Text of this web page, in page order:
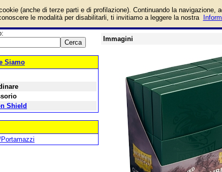
vendita. Prodotto da Dragon Shield
Siamo
Shield
Immagini
(anche di terze parti e di profilazione). Continuando la navigazione,
le modalità per disabilitarli, ti invitiamo a leggere la nostra